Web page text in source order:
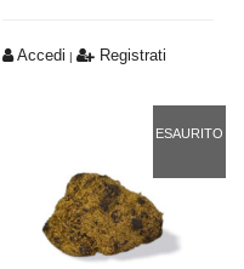
Accedi | Registrati
ESAURITO